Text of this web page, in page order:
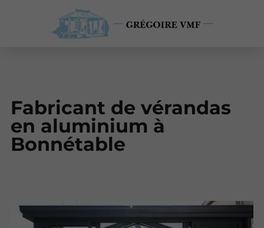
Fabricant de vérandas
en aluminium à
Bonnétable